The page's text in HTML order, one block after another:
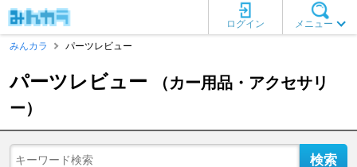
メニュー
ログイン
みんカラ
パーツレビュー
パーツレビュー
（カー用品・アクセサリ
ー）